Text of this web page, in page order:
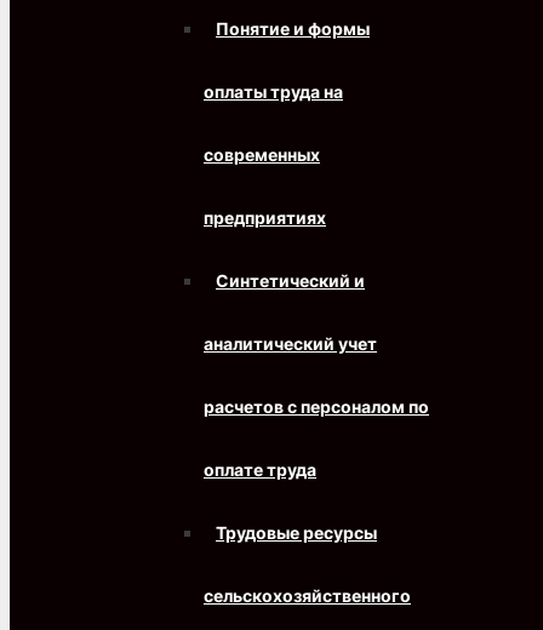
Понятие и формы
оплаты труда на
современных
предприятиях
Синтетический и
аналитический учет
расчетов с персоналом по
оплате труда
Трудовые ресурсы
сельскохозяйственного